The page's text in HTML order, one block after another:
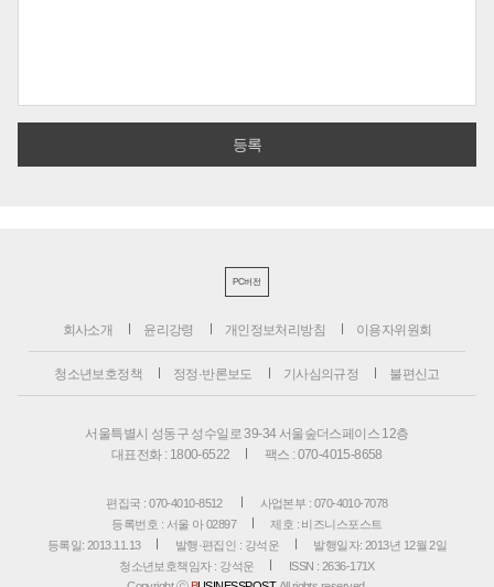
PC버전
회사소개 윤리강령 개인정보처리방침 이용자위원회
청소년보호정책 정정·반론보도 기사심의규정 불편신고
서울특별시 성동구 성수일로 39-34 서울숲더스페이스 12층
대표전화 : 1800-6522
팩스 : 070-4015-8658
편집국 : 070-4010-8512
사업본부 : 070-4010-7078
등록번호 : 서울 아 02897
제호 : 비즈니스포스트
등록일: 2013.11.13
발행·편집인 : 강석운
발행일자: 2013년 12월 2일
청소년보호책임자 : 강석운
ISSN : 2636-171X